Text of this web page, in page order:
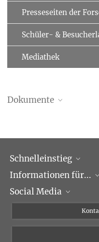
Presseseiten der
Schüler- &
Mediathek
Dokumente
Schnelleinstieg
Forschungsgruppen
Veranstaltungen
Informationen für...
Journalisten
Social Media